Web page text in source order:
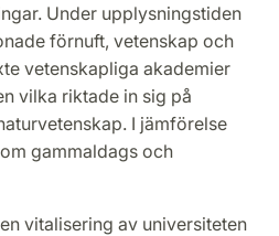
Under upplysningstiden
förnuft, vetenskap och
vetenskapliga akademier
vilka riktade in sig på
I jämförelse
gammaldags och
vitalisering av universiteten